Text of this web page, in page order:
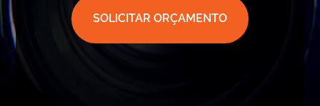
SOLICITAR ORÇAMENTO